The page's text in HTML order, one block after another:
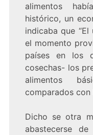
alimentos
histórico, un
indicaba que
el momento
países en los
cosechas- los
alimentos
comparados con
Dicho se otra
abastecerse